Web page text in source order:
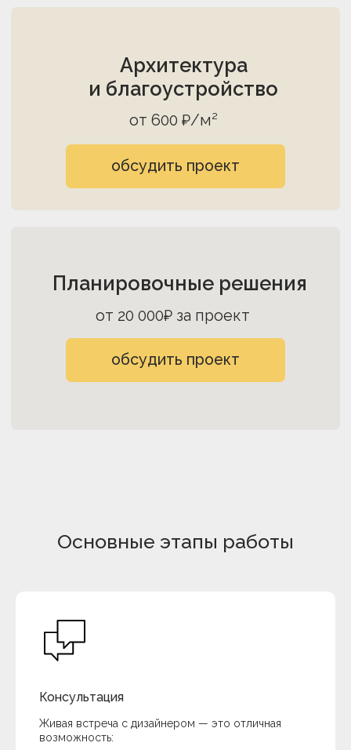
Основные этапы работы
Консультация
Живая встреча с дизайнером — это отличная
возможность: